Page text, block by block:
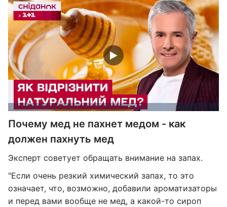
Почему мед не пахнет медом - как
должен пахнуть мед
Эксперт советует обращать внимание на запах.
"Если очень резкий химический запах, то это
означает, что, возможно, добавили ароматизаторы
и перед вами вообще не мед, а какой-то сироп